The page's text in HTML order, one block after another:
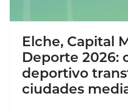
Elche, Capital
Deporte 2026:
deportivo
ciudades